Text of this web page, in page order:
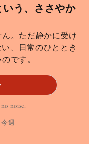
いう、ささやか
。ただ静かに受け
日常のひととき
です。
noise.
今週